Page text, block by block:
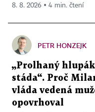
8. 8. 2026 ▪ 4 min. čtení
PETR HONZEJK
„Prolhaný
stáda“. Proč
vláda vedená
opovrhoval